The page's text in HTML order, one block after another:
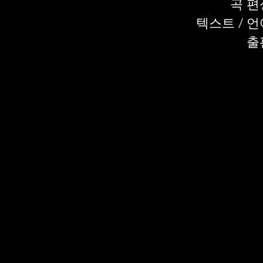
곡 편
텍스트 / 언
출